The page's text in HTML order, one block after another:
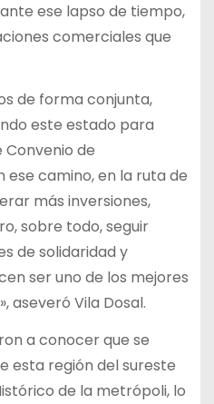
ese lapso de tiempo,
comerciales que
de forma conjunta,
este estado para
de
ese camino, en la ruta de
más inversiones,
sobre todo, seguir
de solidaridad y
ser uno de los mejores
aseveró Vila Dosal.
a conocer que se
esta región del sureste
de la metrópoli, lo